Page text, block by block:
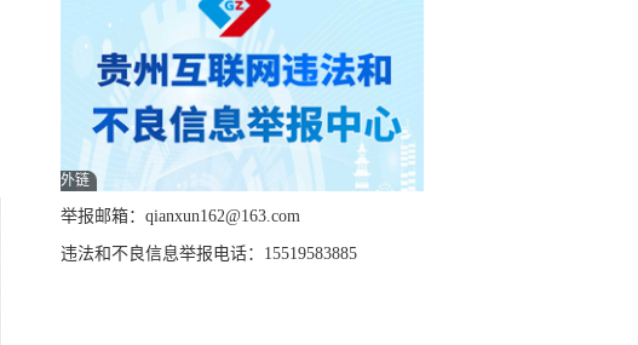
外链
举报邮箱：qianxun162@163.com
违法和不良信息举报电话：15519583885